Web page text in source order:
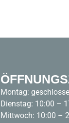
Montag:
Dienstag: 10:00 –
Mittwoch: 10:00 –